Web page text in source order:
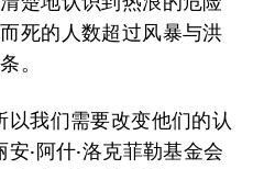
死的人数超过风暴与洪
。
以我们需要改变他们的认
·阿什·洛克菲勒基金会